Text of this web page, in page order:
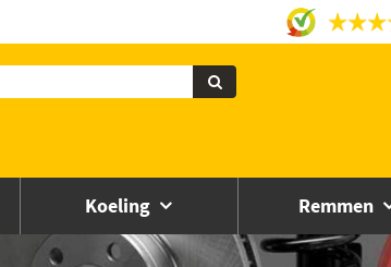
Koeling Remmen